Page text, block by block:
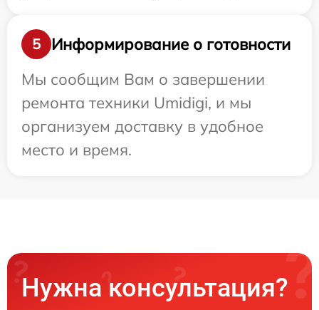
5
Информирование о готовности
Мы сообщим Вам о завершении
ремонта техники Umidigi, и мы
организуем доставку в удобное
место и время.
Нужна консультация?